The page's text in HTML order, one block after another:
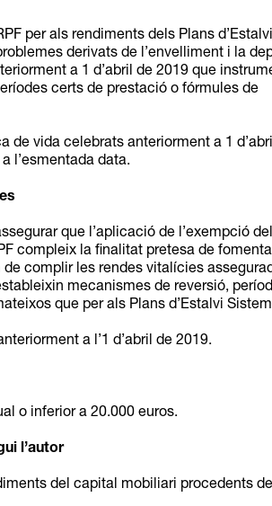
per als rendiments dels Plans
derivats de l’envelliment i la
a 1 d’abril de 2019 que
certs de prestació o fórmules de
de vida celebrats anteriorment a 1
l’esmentada data.
que l’aplicació de l’exempció
compleix la finalitat pretesa de
complir les rendes vitalícies
mecanismes de reversió,
que per als Plans d’Estalvi
a l’1 d’abril de 2019.
o inferior a 20.000 euros.
l’autor
del capital mobiliari procedents